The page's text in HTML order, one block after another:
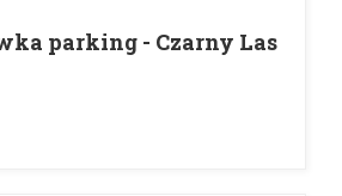
parking - Czarny Las